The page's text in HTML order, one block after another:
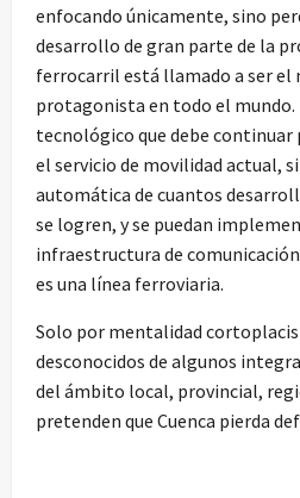
enfocando únicamente, sino
desarrollo de gran parte de la
ferrocarril está llamado a ser el
protagonista en todo el mundo.
tecnológico que debe
el servicio de movilidad actual,
automática de cuantos
se logren, y se puedan
infraestructura de
es una línea ferroviaria.
Solo por mentalidad
desconocidos de algunos
del ámbito local, provincial,
pretenden que Cuenca pierda